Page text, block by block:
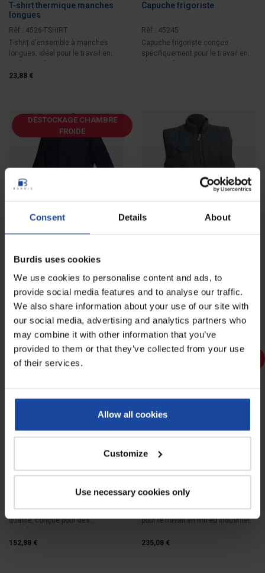
Consent Details About
Burdis uses cookies
We use cookies to personalise content and ads, to
provide social media features and to analyse our traffic.
We also share information about your use of our site with
our social media, advertising and analytics partners who
may combine it with other information that you’ve
provided to them or that they’ve collected from your use
of their services.
Allow all cookies
Customize
Use necessary cookies only
T-shirt thermique manches
longues
Réf : 4526-TSHIRT
T-shirt d'ensemble à manches
longues, idéal pour le travail en
ambiance froide.
23,88 €
Capuche frigoriste
Réf : 45245
Capuche frigoriste conçue
spécifiquement pour le travail en
chambre froide....
DÉSTOCKAGE CHAMBRE
FROIDE
Veste polaire conçue pour le
travail en environnement froid
(chambre froide,...
41,88 €
Gilet de froid idéal pour le travail en
extérieur ou dans un
environnement où...
24,96 €
DÉSTOCKAGE CHAMBRE
FROIDE
Parka chambre froide
Parka chambre froide de haute
qualité, conçue pour des
152,88 €
DÉSTOCKAGE CHAMBRE
Combinaison grand froid
Combinaison grand froid conçue
pour le travail en milieu industriel
235,08 €